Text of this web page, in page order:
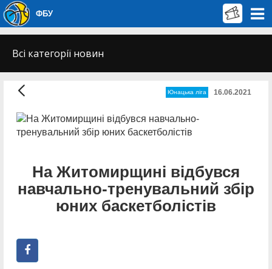
ФБУ
Всі категорії новин
Юнацька ліга 16.06.2021
На Житомирщині відбувся
навчально-тренувальний збір
юних баскетболістів